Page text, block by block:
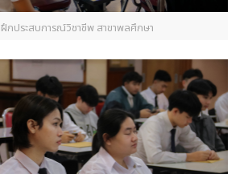
ฝึกประสบการณ์วิชาชีพ สาขาพลศึกษา